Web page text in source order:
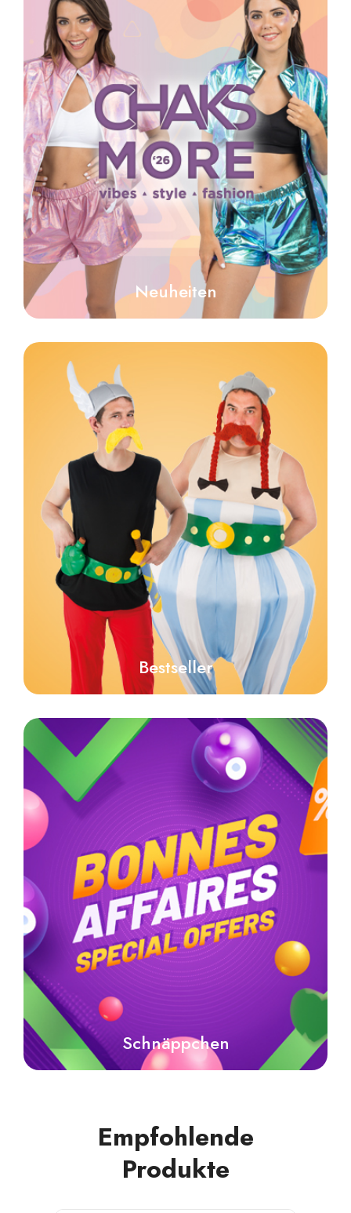
Neuheiten
Bestseller
Schnäppchen
Empfohlende
Produkte